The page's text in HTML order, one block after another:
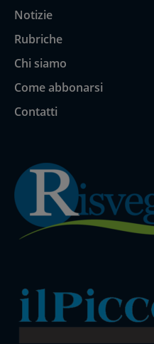
Notizie
Rubriche
Chi siamo
Come abbonarsi
Contatti